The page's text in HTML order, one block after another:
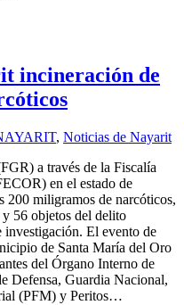
incineración de
, Noticias de Nayarit
a través de la Fiscalía
en el estado de
miligramos de narcóticos,
y 56 objetos del delito
investigación. El evento de
de Santa María del Oro
del Órgano Interno de
Defensa, Guardia Nacional,
(PFM) y Peritos…